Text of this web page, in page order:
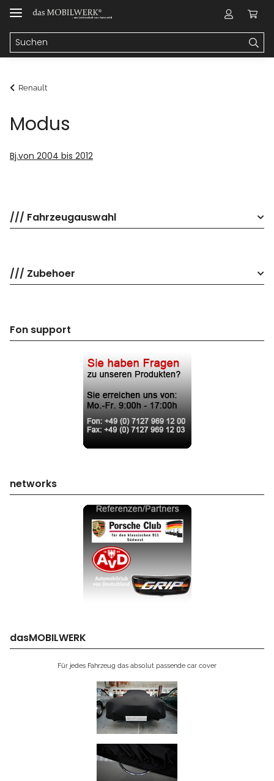
Renault
Modus
Bj.von 2004 bis 2012
/// Fahrzeugauswahl
/// Zubehoer
Fon support
networks
dasMOBILWERK
Für jedes Fahrzeug das absolut passende car cover